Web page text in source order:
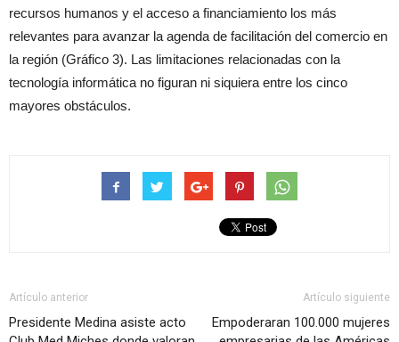
recursos humanos y el acceso a financiamiento los más
relevantes para avanzar la agenda de facilitación del comercio en
la región (Gráfico 3). Las limitaciones relacionadas con la
tecnología informática no figuran ni siquiera entre los cinco
mayores obstáculos.
Artículo anterior
Presidente Medina asiste acto
Artículo siguiente
Empoderaran 100.000 mujeres